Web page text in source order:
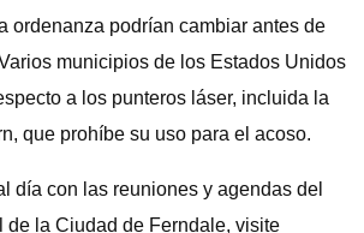
ordenanza podrían cambiar antes de
municipios de los Estados Unidos
a los punteros láser, incluida la
que prohíbe su uso para el acoso.
día con las reuniones y agendas del
de la Ciudad de Ferndale, visite